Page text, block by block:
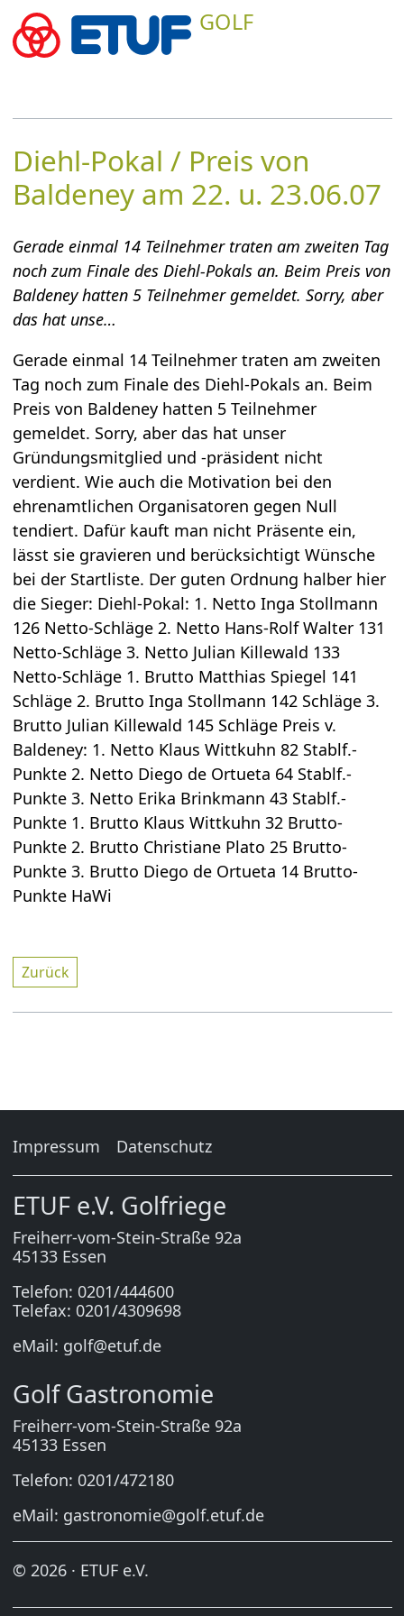
GOLF
Diehl-Pokal / Preis von
Baldeney am 22. u. 23.06.07
Gerade einmal 14 Teilnehmer traten am zweiten Tag
noch zum Finale des Diehl-Pokals an. Beim Preis von
Baldeney hatten 5 Teilnehmer gemeldet. Sorry, aber
das hat unse…
Gerade einmal 14 Teilnehmer traten am zweiten
Tag noch zum Finale des Diehl-Pokals an. Beim
Preis von Baldeney hatten 5 Teilnehmer
gemeldet. Sorry, aber das hat unser
Gründungsmitglied und -präsident nicht
verdient. Wie auch die Motivation bei den
ehrenamtlichen Organisatoren gegen Null
tendiert. Dafür kauft man nicht Präsente ein,
lässt sie gravieren und berücksichtigt Wünsche
bei der Startliste. Der guten Ordnung halber hier
die Sieger: Diehl-Pokal: 1. Netto Inga Stollmann
126 Netto-Schläge 2. Netto Hans-Rolf Walter 131
Netto-Schläge 3. Netto Julian Killewald 133
Netto-Schläge 1. Brutto Matthias Spiegel 141
Schläge 2. Brutto Inga Stollmann 142 Schläge 3.
Brutto Julian Killewald 145 Schläge Preis v.
Baldeney: 1. Netto Klaus Wittkuhn 82 Stablf.-
Punkte 2. Netto Diego de Ortueta 64 Stablf.-
Punkte 3. Netto Erika Brinkmann 43 Stablf.-
Punkte 1. Brutto Klaus Wittkuhn 32 Brutto-
Punkte 2. Brutto Christiane Plato 25 Brutto-
Punkte 3. Brutto Diego de Ortueta 14 Brutto-
Punkte HaWi
Zurück
Impressum Datenschutz
ETUF e.V. Golfriege
Freiherr-vom-Stein-Straße 92a
45133 Essen
Telefon: 0201/444600
Telefax: 0201/4309698
eMail: golf@etuf.de
Golf Gastronomie
Freiherr-vom-Stein-Straße 92a
45133 Essen
Telefon: 0201/472180
eMail: gastronomie@golf.etuf.de
© 2026 · ETUF e.V.